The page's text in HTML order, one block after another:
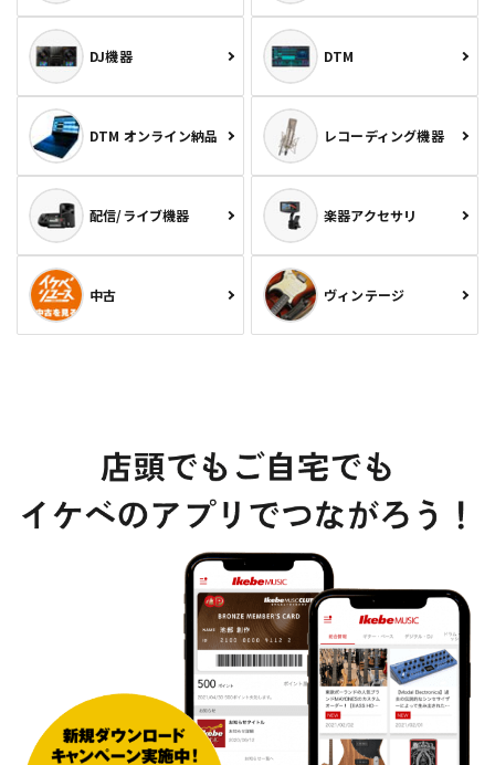
DJ機器 DTM
DTM オンライン納品 レコーディング機器
配信/ライブ機器 楽器アクセサリ
中古 ヴィンテージ